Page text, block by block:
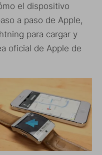
el dispositivo
a paso de Apple,
para cargar y
oficial de Apple de